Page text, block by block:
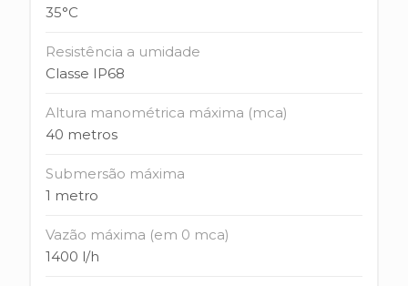
35°C
Resistência a umidade
Classe IP68
Altura manométrica máxima (mca)
40 metros
Submersão máxima
1 metro
Vazão máxima (em 0 mca)
1400 l/h